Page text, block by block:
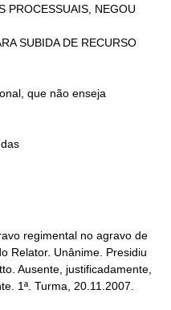
regimental no agravo de
Relator. Unânime. Presidiu
Ausente, justificadamente,
1ª. Turma, 20.11.2007.